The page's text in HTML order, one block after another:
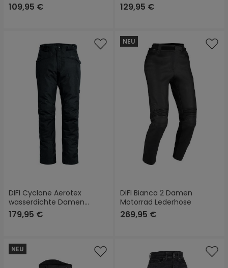
109,95 € 129,95 €
DIFI Cyclone Aerotex
wasserdichte Damen
Motorrad Textilhose
179,95 €
NEU
DIFI Bianca 2 Damen
Motorrad Lederhose
269,95 €
NEU